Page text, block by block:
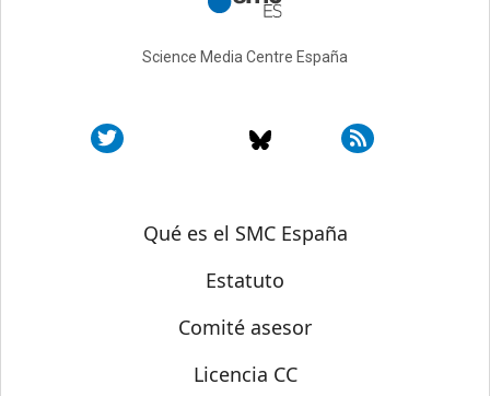
Science Media Centre España
Sobre SMC España
Qué es el SMC España
Estatuto
Comité asesor
Licencia CC